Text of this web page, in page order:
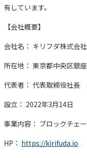
有しています。
【会社概要】
会社名： キリフダ株式会社
所在地： 東京都中央区銀
代表者： 代表取締役社長
設立： 2022年3月14日
事業内容： ブロックチェ
HP： https://kirifuda.io